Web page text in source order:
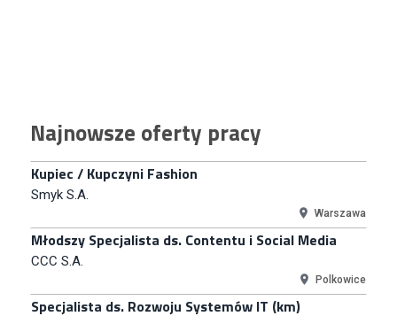
Najnowsze oferty pracy
TERG S.A.
Kupiec / Kupczyni Fashion
Smyk S.A.
Warszawa
Młodszy Specjalista ds. Contentu i Social Media
CCC S.A.
Polkowice
Specjalista ds. Rozwoju Systemów IT (km)